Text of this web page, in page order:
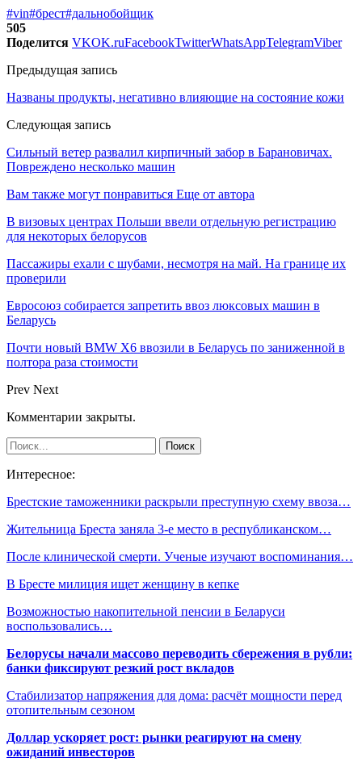
#vin#брест#дальнобойщик
505
Поделится VKOK.ruFacebookTwitterWhatsAppTelegramViber
Предыдущая запись
Названы продукты, негативно влияющие на состояние кожи
Следующая запись
Сильный ветер развалил кирпичный забор в Барановичах.
Повреждено несколько машин
Вам также могут понравиться Еще от автора
В визовых центрах Польши ввели отдельную регистрацию
для некоторых белорусов
Пассажиры ехали с шубами, несмотря на май. На границе их
проверили
Евросоюз собирается запретить ввоз люксовых машин в
Беларусь
Почти новый BMW X6 ввозили в Беларусь по заниженной в
полтора раза стоимости
Prev Next
Комментарии закрыты.
Интересное:
Брестские таможенники раскрыли преступную схему ввоза…
Жительница Бреста заняла 3-е место в республиканском…
После клинической смерти. Ученые изучают воспоминания…
В Бресте милиция ищет женщину в кепке
Возможностью накопительной пенсии в Беларуси
воспользовались…
Белорусы начали массово переводить сбережения в рубли:
банки фиксируют резкий рост вкладов
Стабилизатор напряжения для дома: расчёт мощности перед
отопительным сезоном
Доллар ускоряет рост: рынки реагируют на смену
ожиданий инвесторов